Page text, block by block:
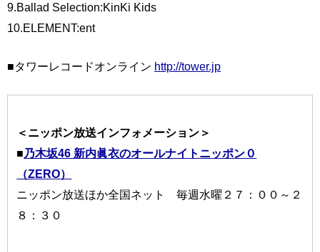
9.Ballad Selection:KinKi Kids
10.ELEMENT:ent
■タワーレコードオンライン http://tower.jp
＜ニッポン放送インフォメーション＞
■乃木坂46 新内眞衣のオールナイトニッポン０
（ZERO）
ニッポン放送ほか全国ネット 毎週水曜２７：００～２
８：３０